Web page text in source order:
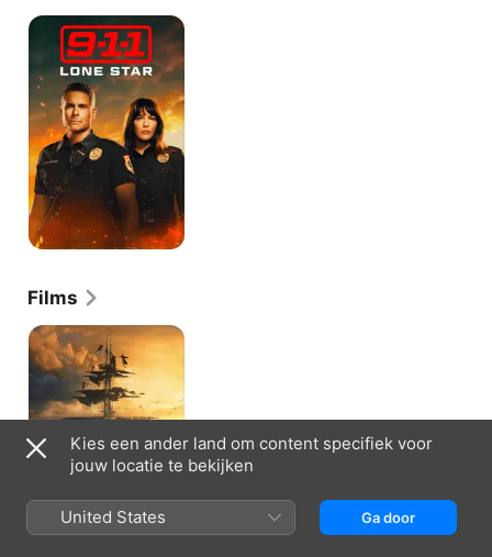
9-
Lone
Star
Films
Peter
Pan
&
Kies een ander land om content specifiek voor
jouw locatie te bekijken
United States Ga door